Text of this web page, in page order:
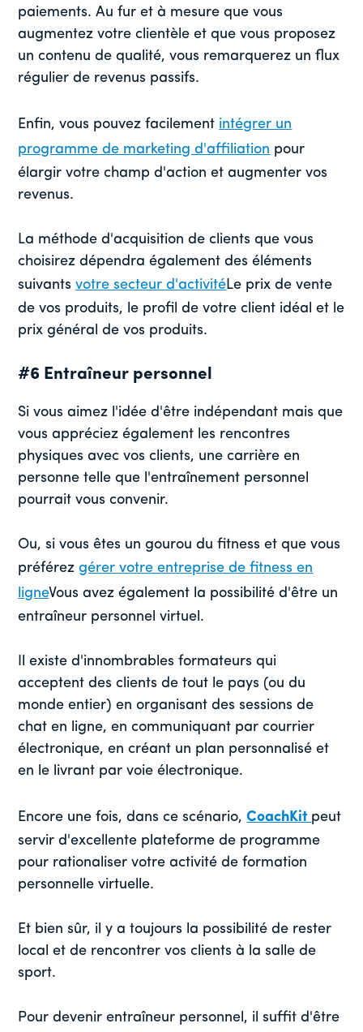
paiements. Au fur et à mesure que vous
augmentez votre clientèle et que vous proposez
un contenu de qualité, vous remarquerez un flux
régulier de revenus passifs.
Enfin, vous pouvez facilement intégrer un
programme de marketing d'affiliation pour
élargir votre champ d'action et augmenter vos
revenus.
La méthode d'acquisition de clients que vous
choisirez dépendra également des éléments
suivantsvotre secteur d'activitéLe prix de vente
de vos produits, le profil de votre client idéal et le
prix général de vos produits.
#6 Entraîneur personnel
Si vous aimez l'idée d'être indépendant mais que
vous appréciez également les rencontres
physiques avec vos clients, une carrière en
personne telle que l'entraînement personnel
pourrait vous convenir.
Ou, si vous êtes un gourou du fitness et que vous
préférezgérer votre entreprise de fitness en
ligneVous avez également la possibilité d'être un
entraîneur personnel virtuel.
Il existe d'innombrables formateurs qui
acceptent des clients de tout le pays (ou du
monde entier) en organisant des sessions de
chat en ligne, en communiquant par courrier
électronique, en créant un plan personnalisé et
en le livrant par voie électronique.
Encore une fois, dans ce scénario,CoachKit peut
servir d'excellente plateforme de programme
pour rationaliser votre activité de formation
personnelle virtuelle.
Et bien sûr, il y a toujours la possibilité de rester
local et de rencontrer vos clients à la salle de
sport.
Pour devenir entraîneur personnel, il suffit d'être